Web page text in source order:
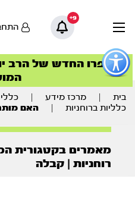
כפתור
לפתיחת
תפריט
9+
סדרות
הסדרה המובילה
ספרו החדש של הרב
הצטרפו למהפכת
סדרות
הסדרה המובילה
בית מרכז מידע
כלליות ברוחניות
האם
מאמרים בקטגורית
רוחניות | קבלה